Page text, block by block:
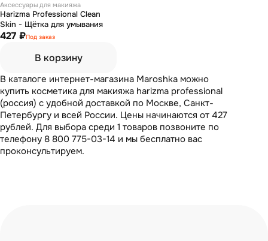
Аксессуары для макияжа
Harizma Professional Clean
Skin - Щётка для умывания
427 ₽Под заказ
В корзину
В каталоге интернет-магазина Maroshka можно
купить косметика для макияжа harizma professional
(россия) с удобной доставкой по Москве, Санкт-
Петербургу и всей России. Цены начинаются от 427
рублей. Для выбора среди 1 товаров позвоните по
телефону 8 800 775-03-14 и мы бесплатно вас
проконсультируем.